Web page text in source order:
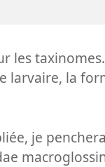
les taxinomes.
larvaire, la
je